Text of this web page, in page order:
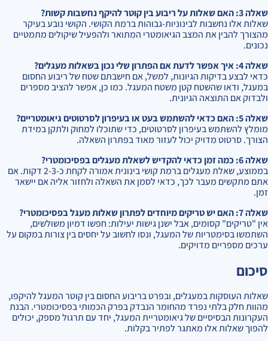
שאלה 3: האם שאלות על ריבוע בין קוטר להיקף נחשבות קשות?
שאלות אלו נחשבות לבינוניות-גבוהות ברמת הקושי. הקושי נובע בעיקר
מהצורך להבין את המצב הגיאומטרי המתואר ולהפעיל שיקולים מתמטיים
נכונים.
שאלה 4: איך אפשר לדעת אם הפתרון שלי נכון בשאלות מעגלים?
כדאי לבצע בדיקות הגיונות, למשל, אם חישבתם שטח של ריבוע החסום
במעגל, ודאו שהשטח קטן משטח המעגל. כמו כן, אפשר להציב מספרים
ולבדוק אם התוצאה הגיונית.
שאלה 5: האם כדאי להשתמש בעט או בעיפרון לסרטוטים גיאומטריים?
מומלץ להשתמש בעיפרון לסרטוטים, כדי שתוכלו למחוק ולתקן במידת
הצורך. סרטוט מדויק יכול לעזור מאוד בפתרון השאלה.
שאלה 6: כמה זמן כדאי להקדיש לשאלת מעגלים בפסיכומטרי?
בממוצע, שאלת מעגלים ברמת קושי בינונית אמורה לקחת כ-2-3 דקות. אם
אתם מתקשים מעבר לכך, כדאי לסמן את השאלה ולחזור אליה אם יישאר
זמן.
שאלה 7: האם יש טריקים מיוחדים לפתרון שאלות מעגל בפסיכומטרי?
אין "טריקים" קסומים, אבל ישנן גישות יעילות: חפשו דמיון משולשים,
השתמשו בסימטריות של המעגל, ונסו לחשוב על יחסים בין צורות במקום על
ערכים מספריים מדויקים.
סיכום
שאלות העוסקות במעגלים, ובפרט בריבוע החסום בין קוטר המעגל להיקפו,
מהוות חלק בלתי נפרד מהחומר הנבדק בפרק הכמותי בפסיכומטרי. הבנת
העקרונות הבסיסיים של גיאומטריית המעגל, יחד עם תרגול מספק, יכולים
להפוך שאלות אלו מאתגר לפתיר בקלות.